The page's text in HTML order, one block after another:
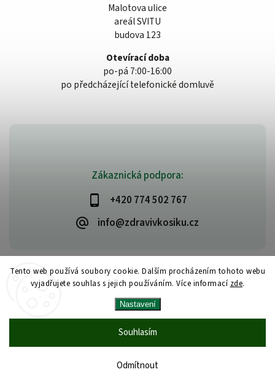
Tento web používá soubory cookie. Dalším procházením tohoto webu
vyjadřujete souhlas s jejich používáním. Více informací zde.
Nastavení
Odmítnout
Souhlasím
Zákaznická podpora:
+420 774 502 767
info@zdravivkosiku.cz
Malotova ulice
areál SVITU
budova 123
Otevírací doba
po-pá 7:00-16:00
po předcházející telefonické domluvě
www.zdravivkosiku.cz
Upravit nastavení cookies
VytvořilShoptet | Design